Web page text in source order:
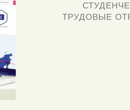
ТРУДОВЫЕ